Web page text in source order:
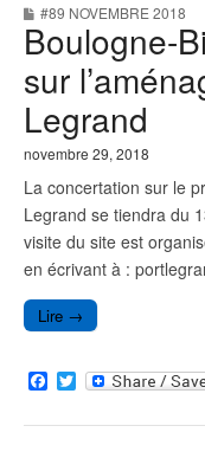
o
o
k
e
r
#89 NOVEMBRE 2018
Boulogne-
sur
Legrand
novembre 29, 2018
La concertation sur le
Legrand se tiendra du
visite du site est
en écrivant à :
Lire →
F
a
c
T
w
i